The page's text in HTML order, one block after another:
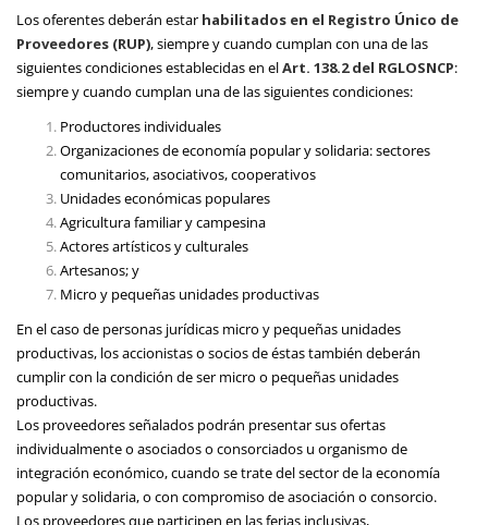
Los oferentes deberán estar habilitados en el Registro Único de
Proveedores (RUP), siempre y cuando cumplan con una de las
siguientes condiciones establecidas en elArt. 138.2 del RGLOSNCP:
siempre y cuando cumplan una de las siguientes condiciones:
Productores individuales
Organizaciones de economía popular y solidaria: sectores
comunitarios, asociativos, cooperativos
Unidades económicas populares
Agricultura familiar y campesina
Actores artísticos y culturales
Artesanos; y
Micro y pequeñas unidades productivas
En el caso de personas jurídicas micro y pequeñas unidades
productivas, los accionistas o socios de éstas también deberán
cumplir con la condición de ser micro o pequeñas unidades
productivas.
Los proveedores señalados podrán presentar sus ofertas
individualmente o asociados o consorciados u organismo de
integración económico, cuando se trate del sector de la economía
popular y solidaria, o con compromiso de asociación o consorcio.
Los proveedores que participen en las ferias inclusivas,